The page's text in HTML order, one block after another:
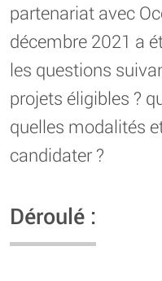
partenariat avec
décembre 2021 a
les questions
projets éligibles ?
quelles modalités
candidater ?
Déroulé :